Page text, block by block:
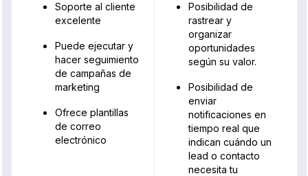
Soporte al cliente
excelente
Puede ejecutar y
hacer seguimiento
de campañas de
marketing
Ofrece plantillas
de correo
electrónico
Posibilidad de
rastrear y
organizar
oportunidades
según su valor.
Posibilidad de
enviar
notificaciones en
tiempo real que
indican cuándo un
lead o contacto
necesita tu